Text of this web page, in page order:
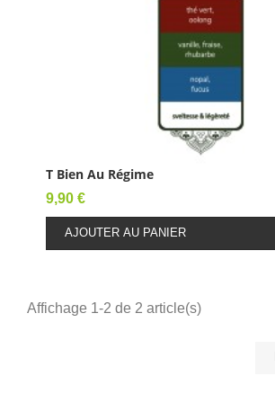
T Bien Au Régime
Prix
9,90 €
AJOUTER AU PANIER
Affichage 1-2 de 2 article(s)